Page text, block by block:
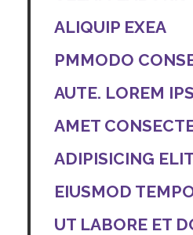
ALIQUIP EXEA
PMMODO
AUTE. LOREM
AMET
ADIPISICING
EIUSMOD
UT LABORE ET